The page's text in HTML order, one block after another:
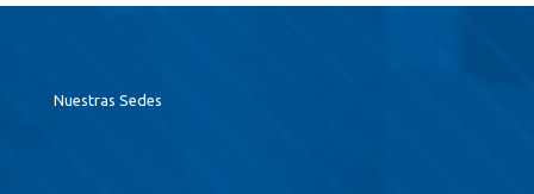
Nuestras Sedes